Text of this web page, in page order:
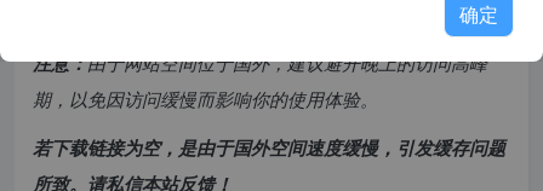
注意：由于网站空间位于国外，建议避开晚上的访问高峰
期，以免因访问缓慢而影响你的使用体验。
若下载链接为空，是由于国外空间速度缓慢，引发缓存问题
所致。请私信本站反馈！
确定